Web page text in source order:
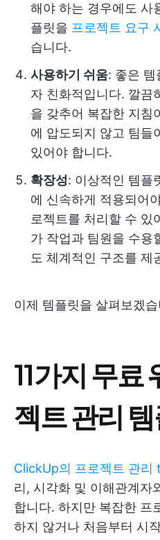
해야 하는 경우에도 사
플릿을 프로젝트 요구
습니다.
사용하기 쉬움: 좋은 템
자 친화적입니다. 깔끔
을 갖추어 복잡한 지침
에 압도되지 않고 팀들
있어야 합니다.
확장성: 이상적인 템플
에 신속하게 적용되어
로젝트를 처리할 수 있
가 작업과 팀원을 수용
도 체계적인 구조를 제
이제 템플릿을 살펴보겠
11가지 무료
젝트 관리
ClickUp의 프로젝트 관리
리, 시각화 및 이해관계자
합니다. 하지만 복잡한 프
하지 않거나 처음부터 시